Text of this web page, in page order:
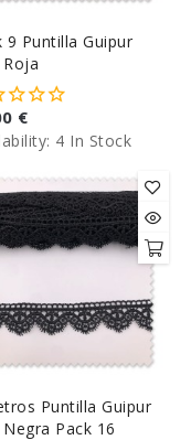
9 Puntilla Guipur
€
4 In Stock
Puntilla Guipur
Pack 16